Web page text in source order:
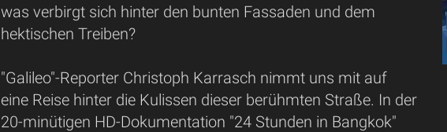
was verbirgt sich hinter den bunten Fassaden und dem
hektischen Treiben?
"Galileo"-Reporter Christoph Karrasch nimmt uns mit auf
eine Reise hinter die Kulissen dieser berühmten Straße. In der
20-minütigen HD-Dokumentation "24 Stunden in Bangkok"